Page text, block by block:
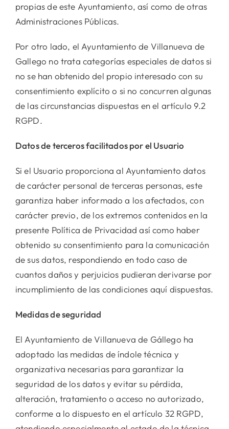
propias de este Ayuntamiento, así como de otras
Administraciones Públicas.
Por otro lado, el Ayuntamiento de Villanueva de
Gallego no trata categorías especiales de datos si
no se han obtenido del propio interesado con su
consentimiento explícito o si no concurren algunas
de las circunstancias dispuestas en el artículo 9.2
RGPD.
Datos de terceros facilitados por el Usuario
Si el Usuario proporciona al Ayuntamiento datos
de carácter personal de terceras personas, este
garantiza haber informado a los afectados, con
carácter previo, de los extremos contenidos en la
presente Política de Privacidad así como haber
obtenido su consentimiento para la comunicación
de sus datos, respondiendo en todo caso de
cuantos daños y perjuicios pudieran derivarse por
incumplimiento de las condiciones aquí dispuestas.
Medidas de seguridad
El Ayuntamiento de Villanueva de Gállego ha
adoptado las medidas de índole técnica y
organizativa necesarias para garantizar la
seguridad de los datos y evitar su pérdida,
alteración, tratamiento o acceso no autorizado,
conforme a lo dispuesto en el artículo 32 RGPD,